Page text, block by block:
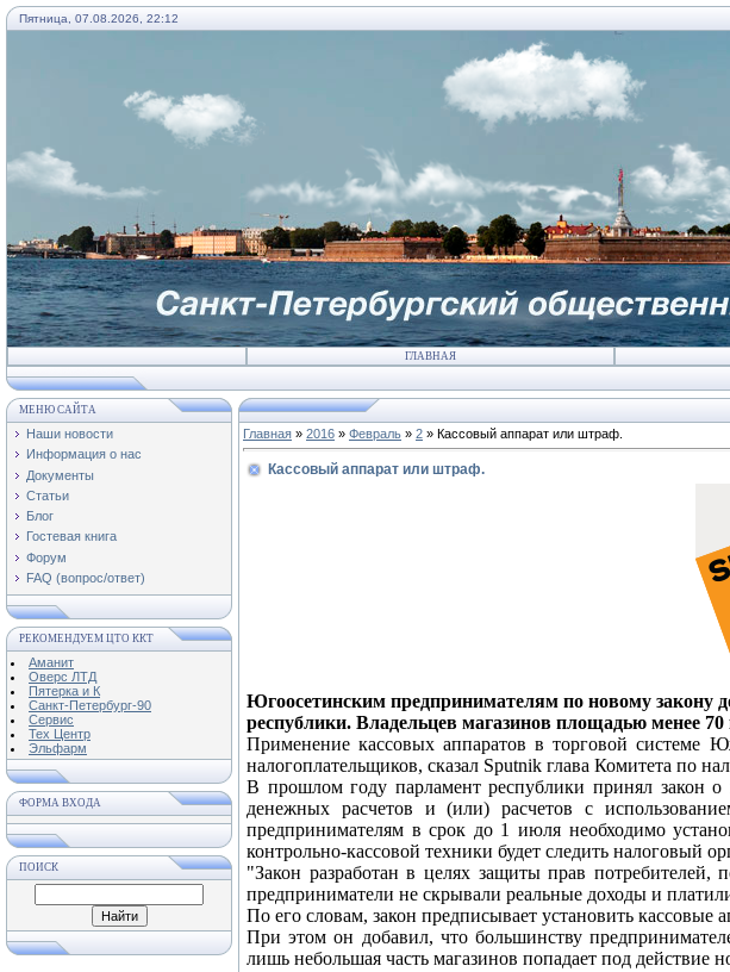
Пятница, 07.08.2026, 22:12
ГЛАВНАЯ
МЕНЮ САЙТА
Наши новости
Информация о нас
Документы
Статьи
Блог
Гостевая книга
Форум
FAQ (вопрос/ответ)
РЕКОМЕНДУЕМ ЦТО ККТ
Аманит
Оверс ЛТД
Пятерка и К
Санкт-Петербург-90
Сервис
Тех Центр
Эльфарм
ФОРМА ВХОДА
ПОИСК
Главная » 2016 » Февраль » 2 » Кассовый аппарат или штраф.
Кассовый аппарат или штраф.
Югоосетинским предпринимателям по новому закону
республики. Владельцев магазинов площадью менее
Применение кассовых аппаратов в торговой системе
налогоплательщиков, сказал Sputnik глава Комитета по
В прошлом году парламент республики принял закон
денежных расчетов и (или) расчетов с
предпринимателям в срок до 1 июля необходимо
контрольно-кассовой техники будет следить налоговый
"Закон разработан в целях защиты прав
предприниматели не скрывали реальные доходы и
По его словам, закон предписывает установить
При этом он добавил, что большинству
лишь небольшая часть магазинов попадает под действие